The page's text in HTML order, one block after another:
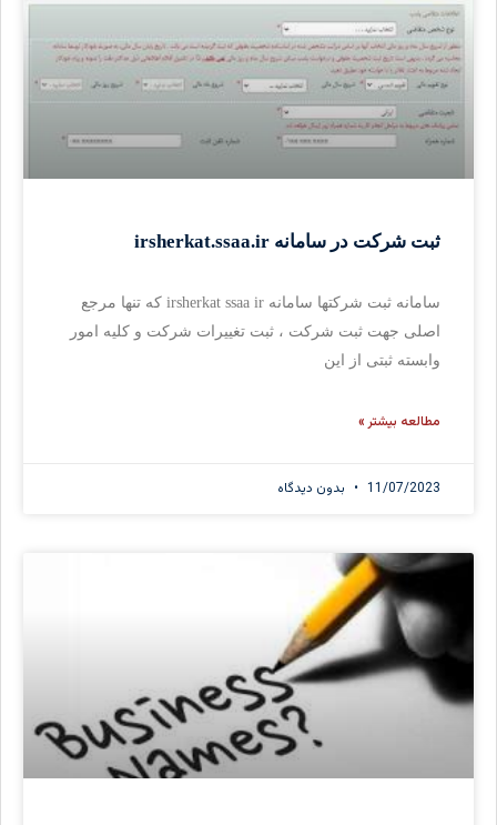
ثبت شرکت در سامانه irsherkat.ssaa.ir
سامانه ثبت شرکتها سامانه irsherkat ssaa ir که تنها مرجع
اصلی جهت ثبت شرکت ، ثبت تغییرات شرکت و کلیه امور
وابسته ثبتی از این
مطالعه بیشتر »
11/07/2023 بدون دیدگاه